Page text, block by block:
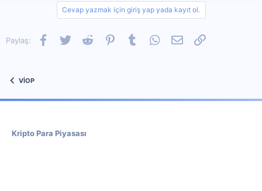
Cevap yazmak için giriş yap yada kayıt ol.
Paylaş: Facebook
TwitterReddit PinterestTumblrWhatsApp
E-postaLink
VİOP
Kripto Para Piyasası